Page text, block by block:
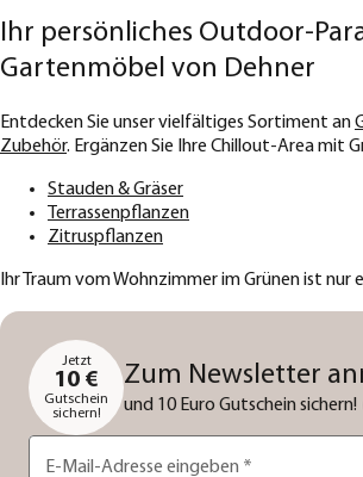
Ihr persönliches Outdoor-
Gartenmöbel von Dehner
Entdecken Sie unser vielfältiges Sortiment an
Zubehör. Ergänzen Sie Ihre Chillout-Area mit
Stauden & Gräser
Terrassenpflanzen
Zitruspflanzen
Ihr Traum vom Wohnzimmer im Grünen ist nur
Jetzt
10 €
Gutschein
sichern!
Zum Newsletter
und 10 Euro Gutschein sichern!
E-Mail-Adresse eingeben *